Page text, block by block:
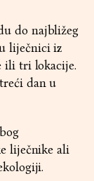
do najbližeg
liječnici iz
ili tri lokacije.
dan u
liječnike ali